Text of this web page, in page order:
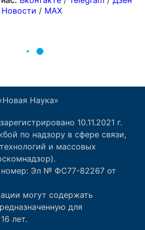
Наука»
10.11.2021 г.
по надзору в сфере связи,
и массовых
номер: Эл № ФС77-82267 от
могут содержать
для
лет.